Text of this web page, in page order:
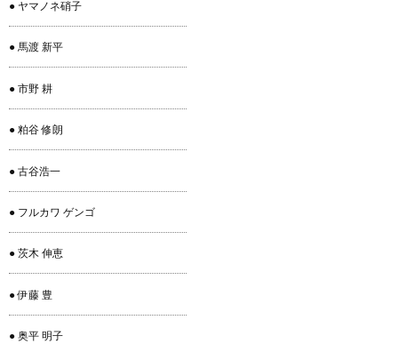
● ヤマノネ硝子
● 馬渡 新平
● 市野 耕
● 粕谷 修朗
● 古谷浩一
● フルカワ ゲンゴ
● 茨木 伸恵
● 伊藤 豊
● 奥平 明子